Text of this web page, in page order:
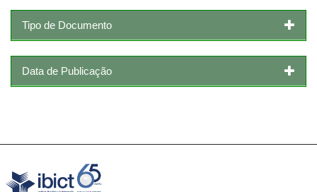
Tipo de Documento
Data de Publicação